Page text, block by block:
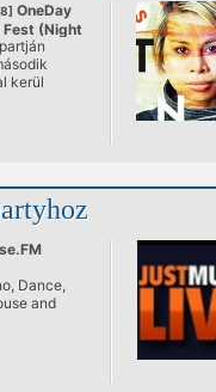
OneDay
Fest (Night
Fanculli
kerül
férőhellyel
Dance,
and